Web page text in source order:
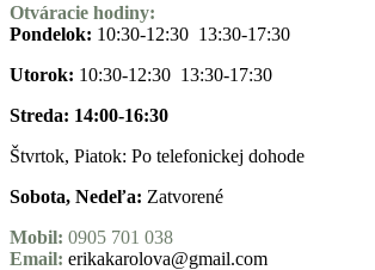
Otváracie hodiny:
Pondelok: 10:30-12:30 13:30-17:30
Utorok: 10:30-12:30 13:30-17:30
Streda: 14:00-16:30
Štvrtok, Piatok: Po telefonickej dohode
Sobota, Nedeľa: Zatvorené
Mobil: 0905 701 038
Email: erikakarolova@gmail.com